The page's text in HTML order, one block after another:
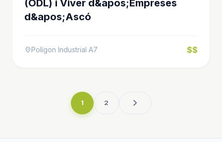
(ODL) i Viver d&apos;Empreses
d&apos;Ascó
location_onPolígon Industrial A7 $$
1 2 chevron_right